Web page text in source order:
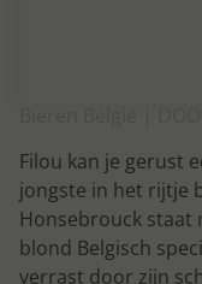
Filou kan je gerust
jongste in het rijtje
Honsebrouck staat
blond Belgisch
verrast door zijn